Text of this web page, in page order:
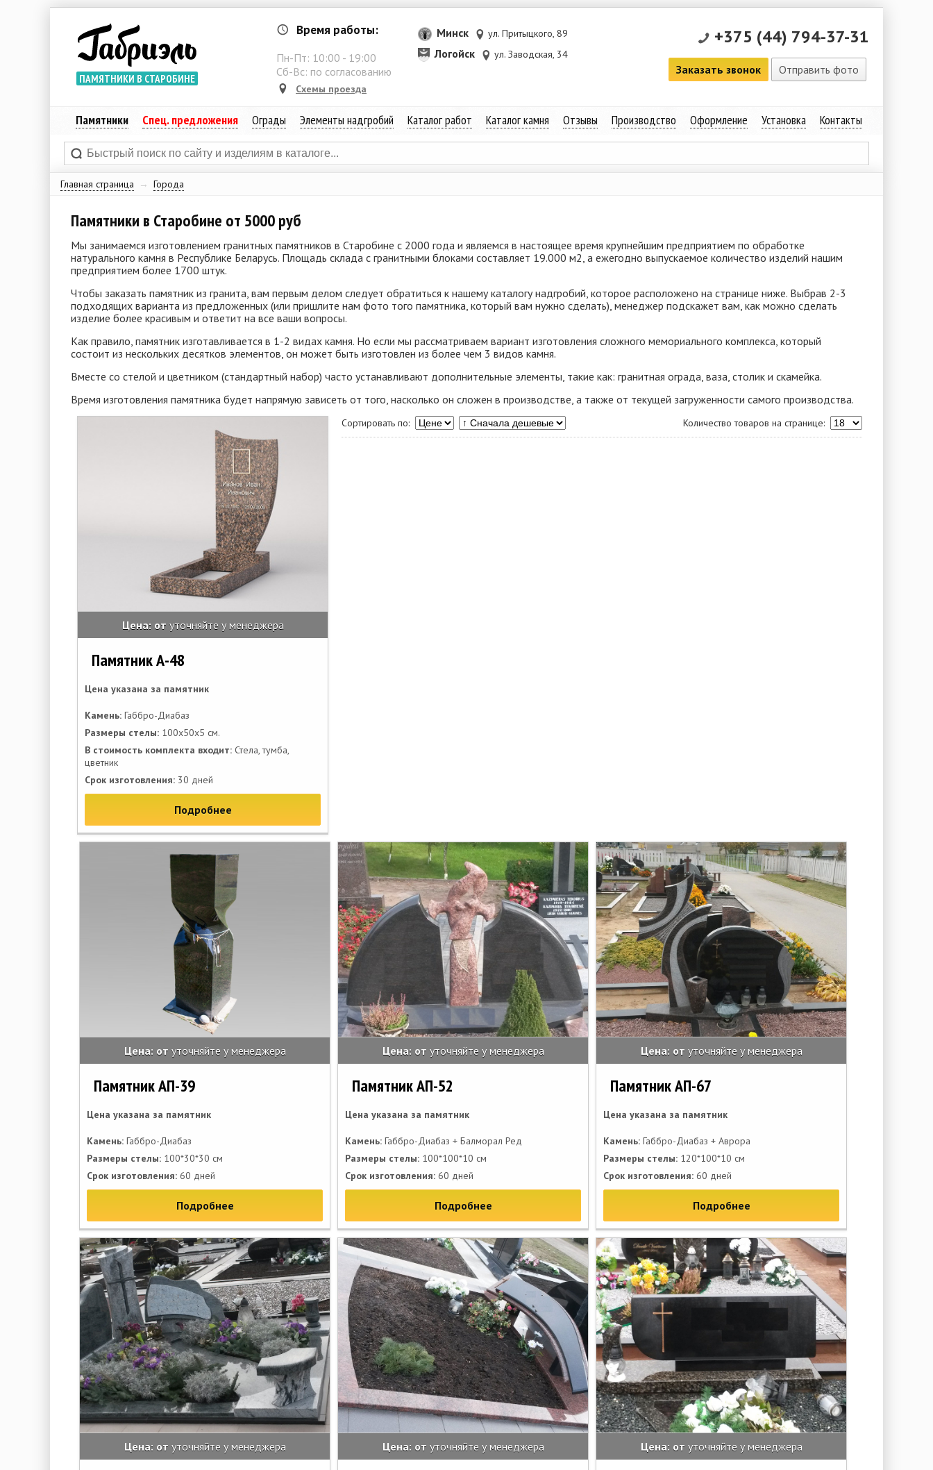
ПАМЯТНИКИ В СТАРОБИНЕ
Время работы:
Пн-Пт: 10:00 - 19:00
Сб-Вс: по согласованию
Схемы проезда
Минск ул. Притыцкого, 89
Логойск ул. Заводская, 34
+375 (44) 794-37-31
Заказать звонок Отправить фото
Памятники Спец. предложения Ограды Элементы надгробий Каталог работ Каталог камня Отзывы Производство Оформление Установка Контакты
Главная страница → Города
Памятники в Старобине от 5000 руб
Мы занимаемся изготовлением гранитных памятников в Старобине с 2000 года и являемся в настоящее время крупнейшим предприятием по обработке
натурального камня в Республике Беларусь. Площадь склада с гранитными блоками составляет 19.000 м2, а ежегодно выпускаемое количество изделий нашим
предприятием более 1700 штук.
Чтобы заказать памятник из гранита, вам первым делом следует обратиться к нашему каталогу надгробий, которое расположено на странице ниже. Выбрав 2-3
подходящих варианта из предложенных (или пришлите нам фото того памятника, который вам нужно сделать), менеджер подскажет вам, как можно сделать
изделие более красивым и ответит на все ваши вопросы.
Как правило, памятник изготавливается в 1-2 видах камня. Но если мы рассматриваем вариант изготовления сложного мемориального комплекса, который
состоит из нескольких десятков элементов, он может быть изготовлен из более чем 3 видов камня.
Вместе со стелой и цветником (стандартный набор) часто устанавливают дополнительные элементы, такие как: гранитная ограда, ваза, столик и скамейка.
Время изготовления памятника будет напрямую зависеть от того, насколько он сложен в производстве, а также от текущей загруженности самого производства.
Сортировать по: Количество товаров на странице:
Цена: от уточняйте у менеджера
Памятник А-48
Цена указана за памятник
Камень: Габбро-Диабаз
Размеры стелы: 100х50х5 см.
В стоимость комплекта входит: Стела, тумба,
цветник
Срок изготовления: 30 дней
Подробнее
Цена: от уточняйте у менеджера
Памятник АП-39
Цена указана за памятник
Камень: Габбро-Диабаз
Размеры стелы: 100*30*30 см
Срок изготовления: 60 дней
Подробнее
Цена: от уточняйте у менеджера
Памятник АП-52
Цена указана за памятник
Камень: Габбро-Диабаз + Балморал Ред
Размеры стелы: 100*100*10 см
Срок изготовления: 60 дней
Подробнее
Цена: от уточняйте у менеджера
Памятник АП-67
Цена указана за памятник
Камень: Габбро-Диабаз + Аврора
Размеры стелы: 120*100*10 см
Срок изготовления: 60 дней
Подробнее
Цена: от уточняйте у менеджера Цена: от уточняйте у менеджера Цена: от уточняйте у менеджера